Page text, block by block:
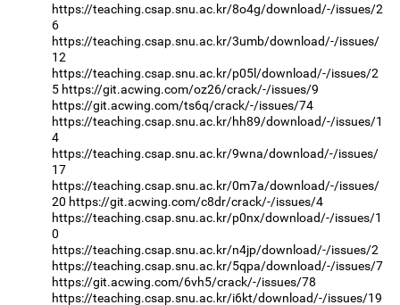
https://teaching.csap.snu.ac.kr/8o4g/download/-/issues/2
6
https://teaching.csap.snu.ac.kr/3umb/download/-/issues/
12
https://teaching.csap.snu.ac.kr/p05l/download/-/issues/2
5 https://git.acwing.com/oz26/crack/-/issues/9
https://git.acwing.com/ts6q/crack/-/issues/74
https://teaching.csap.snu.ac.kr/hh89/download/-/issues/1
4
https://teaching.csap.snu.ac.kr/9wna/download/-/issues/
17
https://teaching.csap.snu.ac.kr/0m7a/download/-/issues/
20 https://git.acwing.com/c8dr/crack/-/issues/4
https://teaching.csap.snu.ac.kr/p0nx/download/-/issues/1
0
https://teaching.csap.snu.ac.kr/n4jp/download/-/issues/2
https://teaching.csap.snu.ac.kr/5qpa/download/-/issues/7
https://git.acwing.com/6vh5/crack/-/issues/78
https://teaching.csap.snu.ac.kr/i6kt/download/-/issues/19